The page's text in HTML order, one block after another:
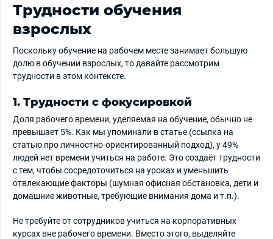
Трудности обучения
взрослых
Поскольку обучение на рабочем месте занимает большую
долю в обучении взрослых, то давайте рассмотрим
трудности в этом контексте.
1. Трудности с фокусировкой
Доля рабочего времени, уделяемая на обучение, обычно не
превышает 5%. Как мы упоминали в статье (ссылка на
статью про личностно-ориентированный подход), у 49%
людей нет времени учиться на работе. Это создаёт трудности
с тем, чтобы сосредоточиться на уроках и уменьшить
отвлекающие факторы (шумная офисная обстановка, дети и
домашние животные, требующие внимания дома и т.п.).
Не требуйте от сотрудников учиться на корпоративных
курсах вне рабочего времени. Вместо этого, выделяйте